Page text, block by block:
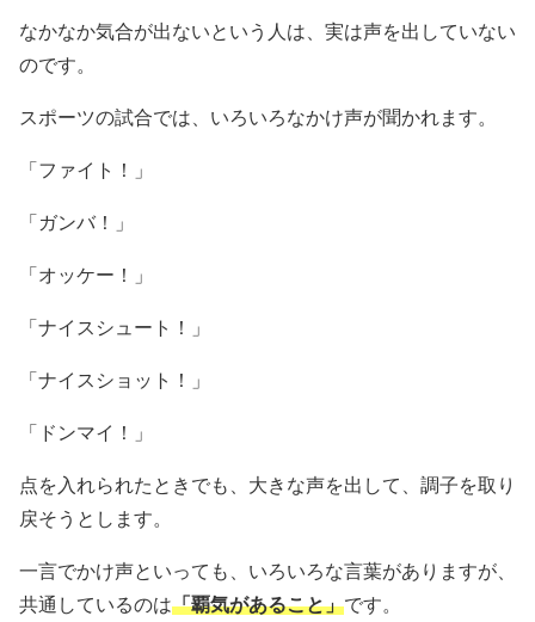
なかなか気合が出ないという人は、実は声を出していない
のです。
スポーツの試合では、いろいろなかけ声が聞かれます。
「ファイト！」
「ガンバ！」
「オッケー！」
「ナイスシュート！」
「ナイスショット！」
「ドンマイ！」
点を入れられたときでも、大きな声を出して、調子を取り
戻そうとします。
一言でかけ声といっても、いろいろな言葉がありますが、
共通しているのは「覇気があること」です。